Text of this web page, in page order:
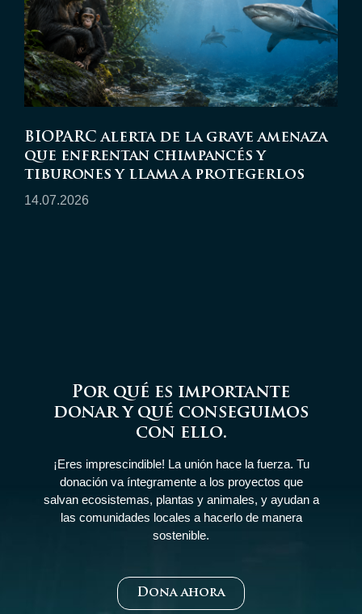
BIOPARC alerta de la grave amenaza
que enfrentan chimpancés y
tiburones y llama a protegerlos
14.07.2026
Por qué es importante
donar y qué conseguimos
con ello.
¡Eres imprescindible! La unión hace la fuerza. Tu
donación va íntegramente a los proyectos que
salvan ecosistemas, plantas y animales, y ayudan a
las comunidades locales a hacerlo de manera
sostenible.
Dona ahora